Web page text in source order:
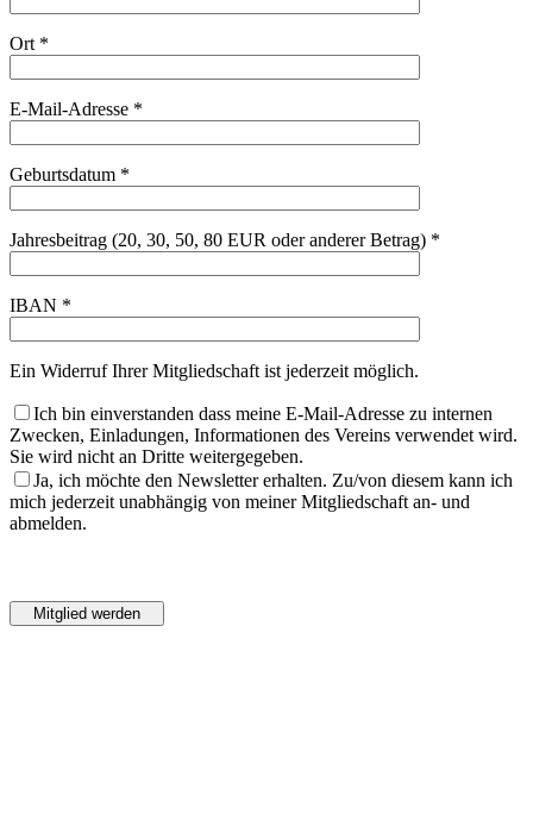
Ort *
E-Mail-Adresse *
Geburtsdatum *
Jahresbeitrag (20, 30, 50, 80 EUR oder anderer Betrag) *
IBAN *
Ein Widerruf Ihrer Mitgliedschaft ist jederzeit möglich.
Ich bin einverstanden dass meine E-Mail-Adresse zu internen
Zwecken, Einladungen, Informationen des Vereins verwendet wird.
Sie wird nicht an Dritte weitergegeben.
Ja, ich möchte den Newsletter erhalten. Zu/von diesem kann ich
mich jederzeit unabhängig von meiner Mitgliedschaft an- und
abmelden.
dieses
Feld
lasse
dieses